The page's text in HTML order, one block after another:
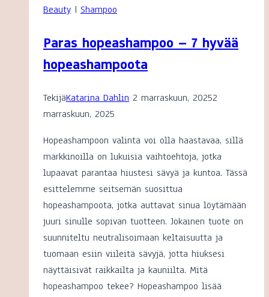
Beauty | Shampoo
Paras hopeashampoo – 7 hyvää
hopeashampoota
TekijäKatarina Dahlin 2 marraskuun, 20252
marraskuun, 2025
Hopeashampoon valinta voi olla haastavaa, sillä
markkinoilla on lukuisia vaihtoehtoja, jotka
lupaavat parantaa hiustesi sävyä ja kuntoa. Tässä
esittelemme seitsemän suosittua
hopeashampoota, jotka auttavat sinua löytämään
juuri sinulle sopivan tuotteen. Jokainen tuote on
suunniteltu neutralisoimaan keltaisuutta ja
tuomaan esiin viileitä sävyjä, jotta hiuksesi
näyttäisivät raikkailta ja kauniilta. Mitä
hopeashampoo tekee? Hopeashampoo lisää